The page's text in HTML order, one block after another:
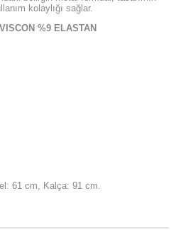
kolaylığı sağlar.
%9 ELASTAN
61 cm, Kalça: 91 cm.